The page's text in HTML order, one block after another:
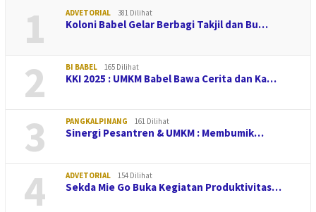
1 ADVETORIAL 381 Dilihat
Koloni Babel Gelar Berbagi Takjil dan Bu…
2 BI BABEL 165 Dilihat
KKI 2025 : UMKM Babel Bawa Cerita dan Ka…
3 PANGKALPINANG 161 Dilihat
Sinergi Pesantren & UMKM : Membumik…
4 ADVETORIAL 154 Dilihat
Sekda Mie Go Buka Kegiatan Produktivitas…